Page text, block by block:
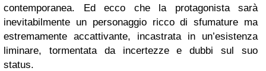
contemporanea. Ed ecco che la protagonista sarà
inevitabilmente un personaggio ricco di sfumature ma
estremamente accattivante, incastrata in un’esistenza
liminare, tormentata da incertezze e dubbi sul suo
status.